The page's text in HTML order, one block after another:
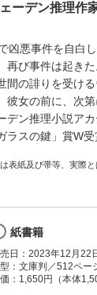
ーデン推理作
凶悪事件を自白
再び事件は起き
間の誹りを受け
彼女の前に、次
デン推理小説ア
ラスの鍵」賞W受
表紙及び帯等、実際と
紙書籍
日：2023年12月22
：文庫判／512ペー
：1,650円（本体